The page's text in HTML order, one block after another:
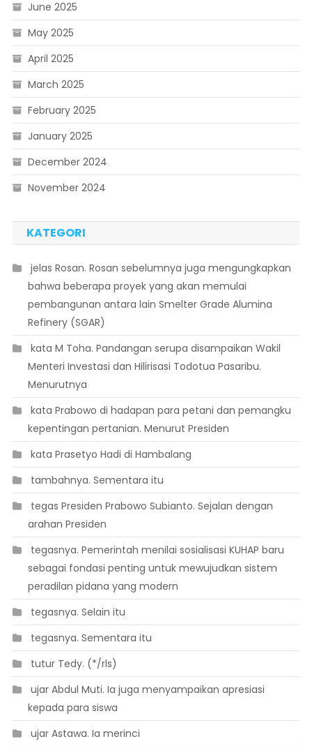
June 2025
May 2025
April 2025
March 2025
February 2025
January 2025
December 2024
November 2024
KATEGORI
 jelas Rosan. Rosan sebelumnya juga mengungkapkan
bahwa beberapa proyek yang akan memulai
pembangunan antara lain Smelter Grade Alumina
Refinery (SGAR)
 kata M Toha. Pandangan serupa disampaikan Wakil
Menteri Investasi dan Hilirisasi Todotua Pasaribu.
Menurutnya
 kata Prabowo di hadapan para petani dan pemangku
kepentingan pertanian. Menurut Presiden
 kata Prasetyo Hadi di Hambalang
 tambahnya. Sementara itu
 tegas Presiden Prabowo Subianto. Sejalan dengan
arahan Presiden
 tegasnya. Pemerintah menilai sosialisasi KUHAP baru
sebagai fondasi penting untuk mewujudkan sistem
peradilan pidana yang modern
 tegasnya. Selain itu
 tegasnya. Sementara itu
 tutur Tedy. (*/rls)
 ujar Abdul Muti. Ia juga menyampaikan apresiasi
kepada para siswa
 ujar Astawa. Ia merinci